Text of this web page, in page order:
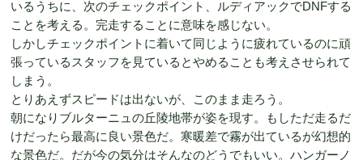
いるうちに、次のチェックポイント、ルディアックでDNFする
ことを考える。完走することに意味を感じない。
しかしチェックポイントに着いて同じように疲れているのに頑
張っているスタッフを見ているとやめることも考えさせられて
しまう。
とりあえずスピードは出ないが、このまま走ろう。
朝になりブルターニュの丘陵地帯が姿を現す。もしただ走るだ
けだったら最高に良い景色だ。寒暖差で霧が出ているが幻想的
な景色だ。だが今の気分はそんなのどうでもいい。ハンガーノ